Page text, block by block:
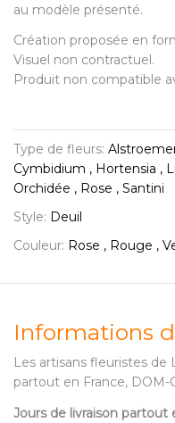
au modèle présenté.
Création proposée en
Visuel non contractuel.
Produit non compatible
Type de fleurs:
Cymbidium , Hortensia ,
Orchidée , Rose , Santini
Style: Deuil
Couleur: Rose , Rouge ,
Informations
Les artisans fleuristes de
partout en France, DOM-
Jours de livraison partout